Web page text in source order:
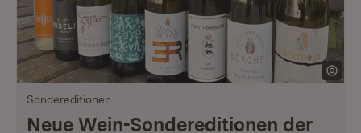
Sondereditionen
Neue Wein-Sondereditionen der